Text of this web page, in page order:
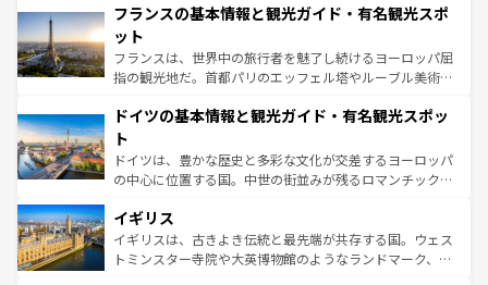
ませてくれるイタリアで、忘れられない旅をしてみよう！
なお、新着のイタリア情報は
しい。
文化が根付くこの国では、情熱的なフラメンコ、熱気あふ
れる闘牛、そして美味しいタパスが生活の一部となってい
る。首都マドリードの洗練された雰囲気や、バルセロナの
アートに溢れた街角から、地方では古代ローマ遺跡や中世
せる。地方によって風土や気候が異なるスペインはその個
ンテンツ一覧 を参照してほしい。
フランスの基本情報と観光ガイド・有名観光スポ
ット
フランスは、世界中の旅行者を魅了し続けるヨーロッパ屈
指の観光地だ。首都パリのエッフェル塔やルーブル美術館
で、幅広い魅力が詰まっている。華麗な宮殿、歴史的な大
聖堂、美しいビーチ、そして豊かな自然が、訪れる者を心
から魅了する。また、フランスは美食の国としても知ら
れ、フランス料理はユネスコ無形文化遺産にも登録されて
香り高いラベンダー畑など、多彩な楽しみ方が可能だ。さ
らに、パリ以外の地域にも魅力が溢れており、どの街角に
も豊かな歴史と文化が息づいている。パリ以外の個性あふ
ドイツの基本情報と観光ガイド・有名観光スポッ
ト
ドイツは、豊かな歴史と多彩な文化が交差するヨーロッパ
の中心に位置する国。中世の街並みが残るロマンチック街
顔を持つこの国は、どこを歩いても飽きることがない。ベ
ルリンの文化的活気、バイエルン州のアルプスの絶景、そ
してライン川沿いのワイン畑といった風景は必見。ビール
イギリス
イギリスは、古きよき伝統と最先端が共存する国。ウェス
トミンスター寺院や大英博物館のようなランドマーク、歴